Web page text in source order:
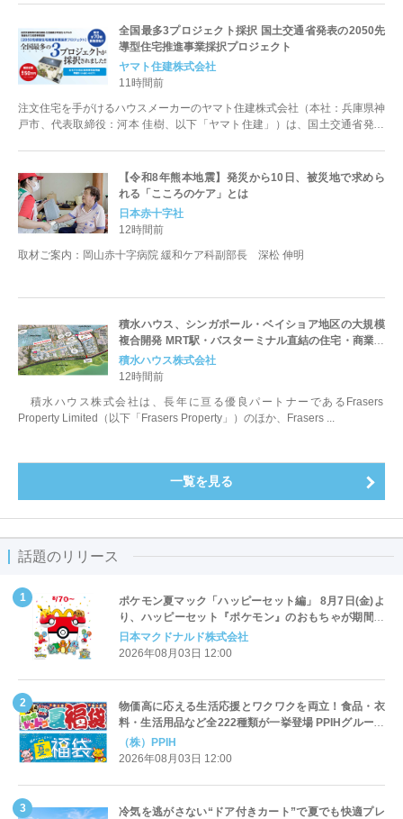
全国最多3プロジェクト採択 国土交通省発表の2050先
導型住宅推進事業採択プロジェクト
ヤマト住建株式会社
11時間前
注文住宅を手がけるハウスメーカーのヤマト住建株式会社（本社：兵庫県神
戸市、代表取締役：河本 佳樹、以下「ヤマト住建」）は、国土交通省発表
【令和8年熊本地震】発災から10日、被災地で求めら
れる「こころのケア」とは
日本赤十字社
12時間前
取材ご案内：岡山赤十字病院 緩和ケア科副部長 深松 伸明
積水ハウス、シンガポール・ベイショア地区の大規模
複合開発 MRT駅・バスターミナル直結の住宅・商業一
体型プロジェクトが始動
積水ハウス株式会社
12時間前
積水ハウス株式会社は、長年に亘る優良パートナーであるFrasers
Property Limited（以下「Frasers Property」）のほか、Frasers ...
一覧を見る
話題のリリース
ポケモン夏マック「ハッピーセット編」 8月7日(金)よ
り、ハッピーセット『ポケモン』のおもちゃが期間限
定登場
日本マクドナルド株式会社
2026年08月03日 12:00
物価高に応える生活応援とワクワクを両立！食品・衣
料・生活用品など全222種類が一挙登場 PPIHグループ
「夏福袋」＆セール 8月6日(木)より順次スタート
（株）PPIH
2026年08月03日 12:00
冷気を逃がさない“ドア付きカート”で夏でも快適プレ